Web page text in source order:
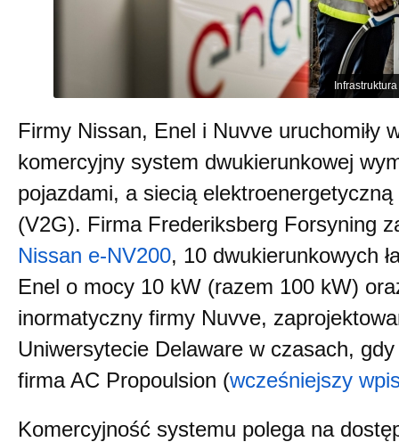
Firmy Nissan, Enel i Nuvve uruchomiły
komercyjny system dwukierunkowej
pojazdami, a siecią elektroenergetyczną
(V2G). Firma Frederiksberg Forsyning
Nissan e-NV200, 10 dwukierunkowych
Enel o mocy 10 kW (razem 100 kW)
inormatyczny firmy Nuvve,
Uniwersytecie Delaware w czasach, gdy
firma AC Propoulsion (wcześniejszy
Komercyjność systemu polega na